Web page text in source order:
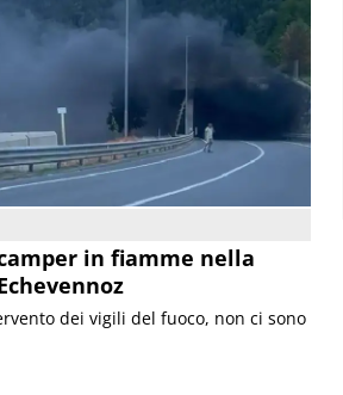
in fiamme nella
dei vigili del fuoco, non ci sono